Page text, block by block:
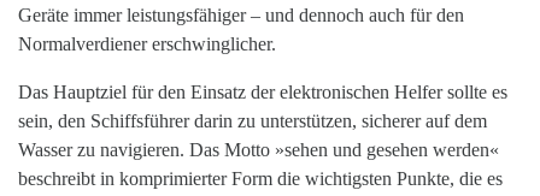
Geräte immer leistungsfähiger – und dennoch auch für den
Normalverdiener erschwinglicher.
Das Hauptziel fürden Einsatz der elektronischen Helfer sollte es
sein, den Schiffsführer darin zu unterstützen, sicherer auf dem
Wasser zu navigieren. Das Motto »sehen und gesehen werden«
beschreibt in komprimierter Form die wichtigsten Punkte, die es